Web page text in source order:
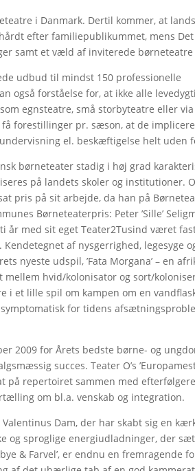
i Danmark. Dertil kommer, at
efter familiepublikummet, mens
samt et væld af inviterede
udbud til mindst 150 professionelle
også forståelse for, at ikke alle
egnsteatre, små storbyteatre eller
forestillinger pr. sæson, at de
el. beskæftigelse helt uden
børneteater stadig i høj grad
på landets skoler og institutioner.
pris på sit arbejde, da han på
Børneteaterpris: Peter ’Sille’
år med sit eget Teater2Tusind været
af nysgerrighed, legesyge
nyeste udspil, ’Fata Morgana’ – en
mellem hvid/kolonisator og sort/
i et lille spil om kampen om en
for tidens
2009 for Årets bedste børne- og
succes. Teater O’s
repertoiret sammen med
om bl.a. venskab og integration.
Dam, der har skabt sig en
og sproglige energiudladninger, der
& Farvel’, er endnu en fremragende